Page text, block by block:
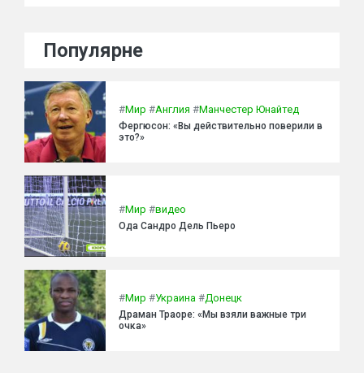
Популярне
#Мир #Англия #Манчестер Юнайтед
Фергюсон: «Вы действительно поверили в
это?»
#Мир #видео
Ода Сандро Дель Пьеро
#Мир #Украина #Донецк
Драман Траоре: «Мы взяли важные три
очка»